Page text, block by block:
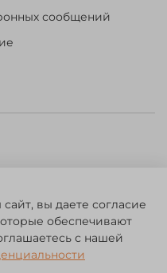
сообщений
интернет-магазин.
вы даете согласие
обеспечивают
с нашей